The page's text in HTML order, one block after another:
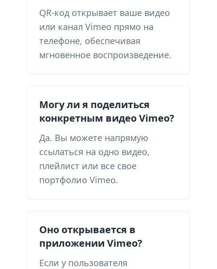
QR-код открывает ваше видео
или канал Vimeo прямо на
телефоне, обеспечивая
мгновенное воспроизведение.
Могу ли я поделиться
конкретным видео Vimeo?
Да. Вы можете напрямую
ссылаться на одно видео,
плейлист или все свое
портфолио Vimeo.
Оно открывается в
приложении Vimeo?
Если у пользователя